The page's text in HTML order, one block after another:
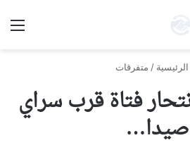
الرئيسية / متفرقات
فتاة قرب سراي
صيدا…